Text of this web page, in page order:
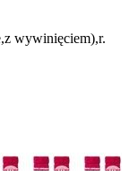
wywinięciem),r.